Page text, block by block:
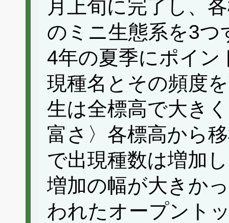
月上旬に完了し、
のミニ生態系を3つ
4年の夏季にポイン
現種名とその頻度
生は全標高で大き
富さ〉各標高から
で出現種数は増加
増加の幅が大きか
われたオープント